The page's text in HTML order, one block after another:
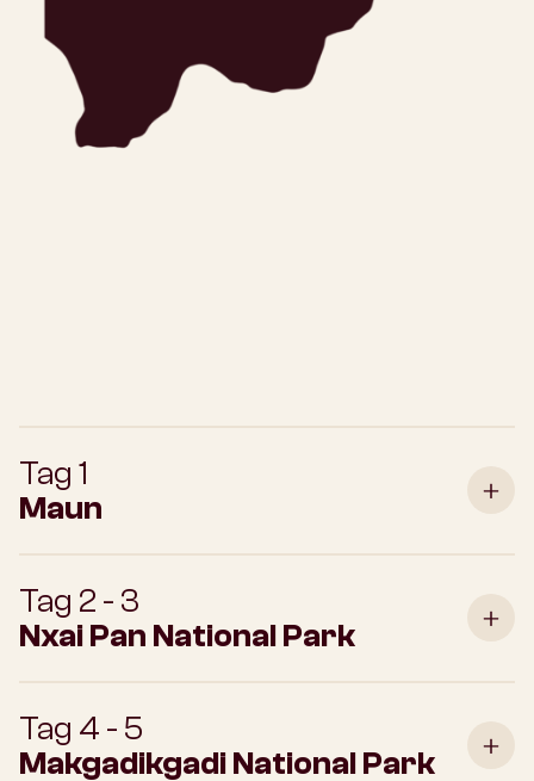
Tag 1
Maun
Tag 2 - 3
Nxai Pan National Park
Tag 4 - 5
Makgadikgadi National Park